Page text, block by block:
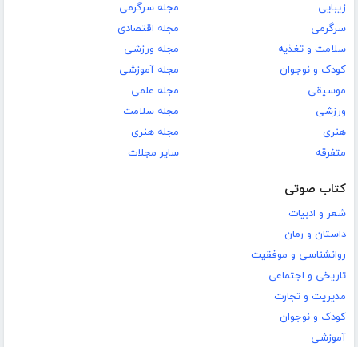
زیبایی
سرگرمی
سلامت و تغذیه
کودک و نوجوان
موسیقی
ورزشی
هنری
متفرقه
مجله سرگرمی
مجله اقتصادی
مجله ورزشی
مجله آموزشی
مجله علمی
مجله سلامت
مجله هنری
سایر مجلات
کتاب صوتی
شعر و ادبیات
داستان و رمان
روانشناسی و موفقیت
تاریخی و اجتماعی
مدیریت و تجارت
کودک و نوجوان
آموزشی